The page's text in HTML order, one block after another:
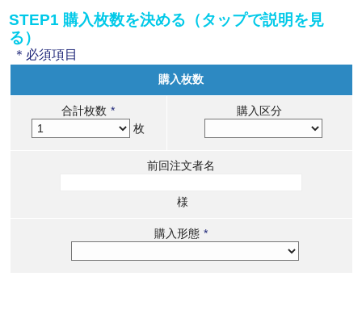
STEP1 購入枚数を決める（タップで説明を見
る）
＊必須項目
購入枚数
合計枚数 *
枚
購入区分
前回注文者名
様
購入形態 *